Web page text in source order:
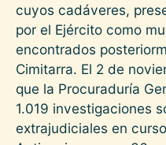
cuyos cadáveres,
por el Ejército como
encontrados
Cimitarra. El 2 de
que la Procuraduría
1.019 investigaciones
extrajudiciales en